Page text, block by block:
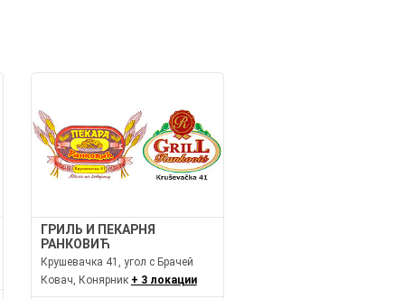
ГРИЛЬ И ПЕКАРНЯ
РАНКОВИЋ
Крушевачка 41, угол с Брачей
Ковач, Конярник + 3 локации